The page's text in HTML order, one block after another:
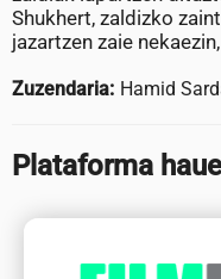
Shukhert, zaldizko
jazartzen zaie
Zuzendaria: Hamid
Plataforma